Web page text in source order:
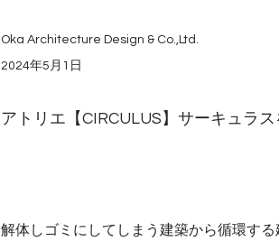
Oka Architecture Design & Co.,Ltd.
2024年5月1日
アトリエ【CIRCULUS】サーキュラ
解体しゴミにしてしまう建築から循環する